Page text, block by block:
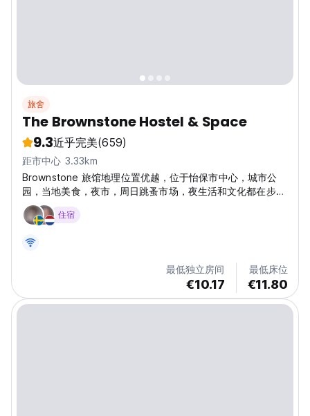
旅舍
The Brownstone Hostel & Space
9.3近乎完美(659)
距市中心 3.33km
Brownstone 旅馆地理位置优越，位于怡保市中心，城市公
园，当地美食，夜市，周日跳蚤市场，夜生活和文化都在步行
距离之内，方便客人搭乘公共交通。 Brownstone 旅馆是一
座历史悠久的联排别墅，建于1907年，曾经是一座洗衣房，
Brownstone 旅馆保持了建筑美学，使空间和宿舍设施现代
化。 旅馆提供一些社交空间（庭院，屋顶花园，电视室
等......），您可以与世界各地的旅行者一起聚会。
住宿
最低独立房间
€10.17
最低床位
€11.80